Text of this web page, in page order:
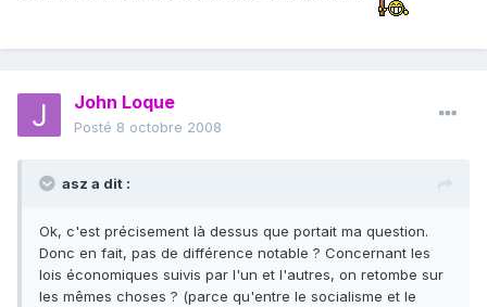
John Loque
Posté 8 octobre 2008
asz a dit :
Ok, c'est précisement là dessus que portait ma question.
Donc en fait, pas de différence notable ? Concernant les
lois économiques suivis par l'un et l'autres, on retombe sur
les mêmes choses ? (parce qu'entre le socialisme et le